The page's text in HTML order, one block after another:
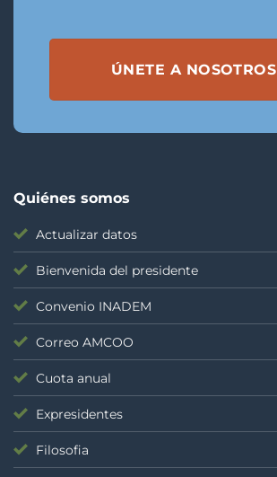
ÚNETE A NOSOTROS
Quiénes somos
Actualizar datos
Bienvenida del presidente
Convenio INADEM
Correo AMCOO
Cuota anual
Expresidentes
Filosofia